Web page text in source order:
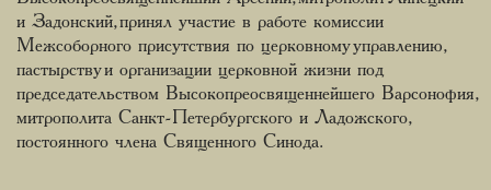
и Задонский, принял участие в работе комиссии
Межсоборного присутствия по церковному управлению,
пастырству и организации церковной жизни под
председательством Высокопреосвященнейшего Варсонофия,
митрополита Санкт-Петербургского и Ладожского,
постоянного члена Священного Синода.